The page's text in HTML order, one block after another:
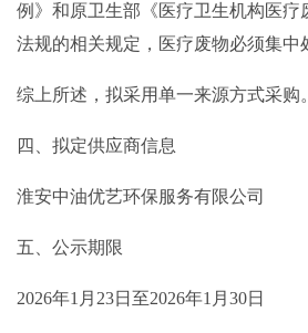
例》和原卫生部《医疗卫生机构医疗
法规的相关规定，医疗废物必须集中
综上所述，拟采用单一来源方式采购。
四、拟定供应商信息
淮安中油优艺环保服务有限公司
五、公示期限
2026年1月23日至2026年1月30日